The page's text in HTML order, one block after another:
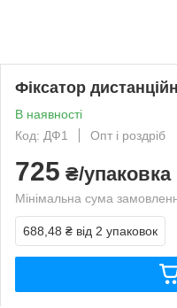
Фіксатор
В наявності
Код: ДФ1
Опт і роздріб
725 ₴/упаковка
Мінімальна сума
688,48 ₴ від 2 упаковок